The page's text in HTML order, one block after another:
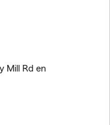
Mill Rd en